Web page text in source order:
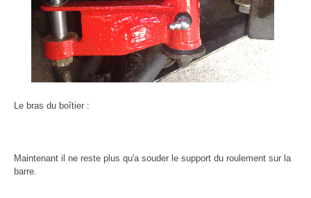
Le bras du boîtier :
Maintenant il ne reste plus qu'a souder le support du roulement sur la
barre.